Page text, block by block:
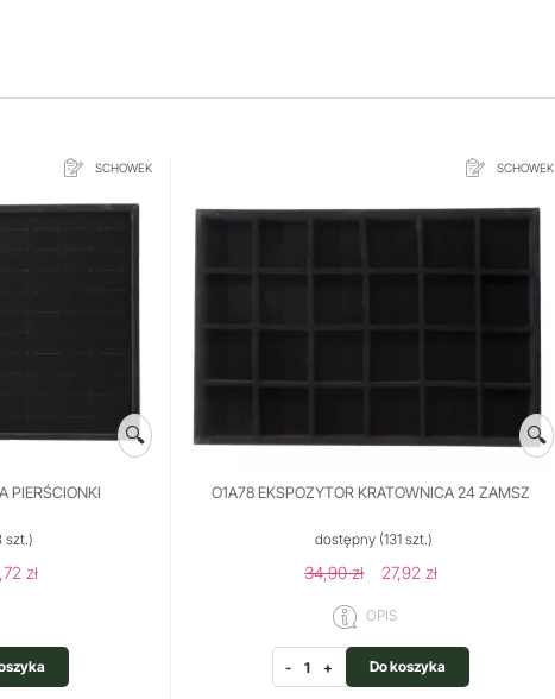
SCHOWEK
🔍
PIERŚCIONKI
szt.)
zł
SCHOWEK
🔍
O1A78 EKSPOZYTOR KRATOWNICA 24 ZAMSZ
dostępny (131 szt.)
34,90 zł 27,92 zł
OPIS
- + Do koszyka